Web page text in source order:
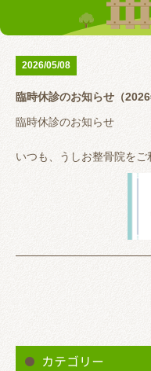
リアライン（骨盤矯正）
お問い合わせ
2026/05/08
臨時休診のお知らせ（2026
臨時休診のお知らせ
いつも、うしお整骨院をご
大変ご迷惑おかけします
うしお整骨院は完全予約
は
【LINEでメッセージ 又
カテゴリー